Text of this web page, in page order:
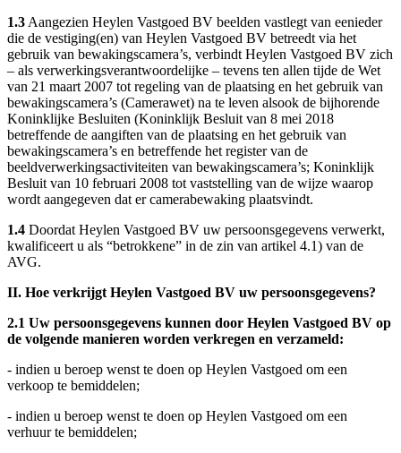
1.3 Aangezien Heylen Vastgoed BV beelden vastlegt van eenieder
die de vestiging(en) van Heylen Vastgoed BV betreedt via het
gebruik van bewakingscamera’s, verbindt Heylen Vastgoed BV zich
– als verwerkingsverantwoordelijke – tevens ten allen tijde de Wet
van 21 maart 2007 tot regeling van de plaatsing en het gebruik van
bewakingscamera’s (Camerawet) na te leven alsook de bijhorende
Koninklijke Besluiten (Koninklijk Besluit van 8 mei 2018
betreffende de aangiften van de plaatsing en het gebruik van
bewakingscamera’s en betreffende het register van de
beeldverwerkingsactiviteiten van bewakingscamera’s; Koninklijk
Besluit van 10 februari 2008 tot vaststelling van de wijze waarop
wordt aangegeven dat er camerabewaking plaatsvindt.
1.4 Doordat Heylen Vastgoed BV uw persoonsgegevens verwerkt,
kwalificeert u als “betrokkene” in de zin van artikel 4.1) van de
AVG.
II. Hoe verkrijgt Heylen Vastgoed BV uw persoonsgegevens?
2.1 Uw persoonsgegevens kunnen door Heylen Vastgoed BV op
de volgende manieren worden verkregen en verzameld:
- indien u beroep wenst te doen op Heylen Vastgoed om een
verkoop te bemiddelen;
- indien u beroep wenst te doen op Heylen Vastgoed om een
verhuur te bemiddelen;